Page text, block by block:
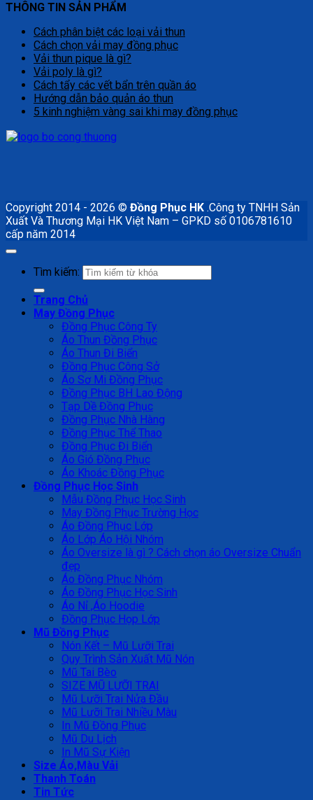
THÔNG TIN SẢN PHẨM
Cách phân biệt các loại vải thun
Cách chọn vải may đồng phục
Vải thun pique là gì?
Vải poly là gì?
Cách tẩy các vết bẩn trên quần áo
Hướng dẫn bảo quản áo thun
5 kinh nghiệm vàng sai khi may đồng phục
Copyright 2014 - 2026 © Đồng Phục HK .Công ty TNHH Sản
Xuất Và Thương Mại HK Việt Nam – GPKD số 0106781610
cấp năm 2014
Tìm kiếm:
Trang Chủ
May Đồng Phục
Đồng Phục Công Ty
Áo Thun Đồng Phục
Áo Thun Đi Biển
Đồng Phục Công Sở
Áo Sơ Mi Đồng Phục
Đồng Phục BH Lao Động
Tạp Dề Đồng Phục
Đồng Phục Nhà Hàng
Đồng Phục Thể Thao
Đồng Phục Đi Biển
Áo Gió Đồng Phục
Áo Khoác Đồng Phục
Đồng Phục Học Sinh
Mẫu Đồng Phục Học Sinh
May Đồng Phục Trường Học
Áo Đồng Phục Lớp
Áo Lớp Áo Hội Nhóm
Áo Oversize là gì ? Cách chọn áo Oversize Chuẩn
đẹp
Áo Đồng Phục Nhóm
Áo Đồng Phục Học Sinh
Áo Nỉ ,Áo Hoodie
Đồng Phục Họp Lớp
Mũ Đồng Phục
Nón Kết – Mũ Lưỡi Trai
Quy Trình Sản Xuất Mũ Nón
Mũ Tai Bèo
SIZE MŨ LƯỠI TRAI
Mũ Lưỡi Trai Nửa Đầu
Mũ Lưỡi Trai Nhiều Màu
In Mũ Đồng Phục
Mũ Du Lịch
In Mũ Sự Kiện
Size Áo,Màu Vải
Thanh Toán
Tin Tức